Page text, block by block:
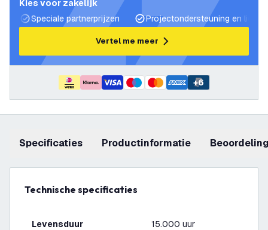
Kies voor zakelijk
Speciale partnerprijzen
Projectondersteuning en
Vertel me meer
+6
Specificaties productinformatie
Technische specificaties
Levensduur 15.000 uur